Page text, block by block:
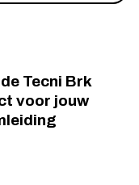
Tecni Brk
voor jouw